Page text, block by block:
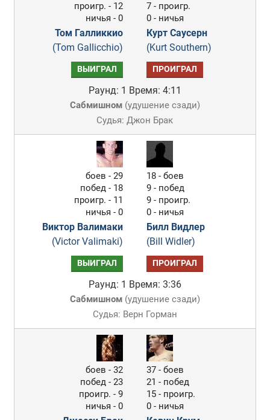
проигр. - 12
ничья - 0
Том Галликкио
(Tom Gallicchio)
7 - проигр.
0 - ничья
Курт Саусерн
(Kurt Southern)
ВЫИГРАЛ ПРОИГРАЛ
Раунд: 1 Время: 4:11
Сабмишном(удушение сзади)
Судья: Джон Брак
боев - 29
побед - 18
проигр. - 11
ничья - 0
Виктор Валимаки
(Victor Valimaki)
18 - боев
9 - побед
9 - проигр.
0 - ничья
Билл Видлер
(Bill Widler)
ВЫИГРАЛ ПРОИГРАЛ
Раунд: 1 Время: 3:36
Сабмишном(удушение сзади)
Судья: Верн Горман
боев - 32
побед - 23
проигр. - 9
ничья - 0
37 - боев
21 - побед
15 - проигр.
0 - ничья